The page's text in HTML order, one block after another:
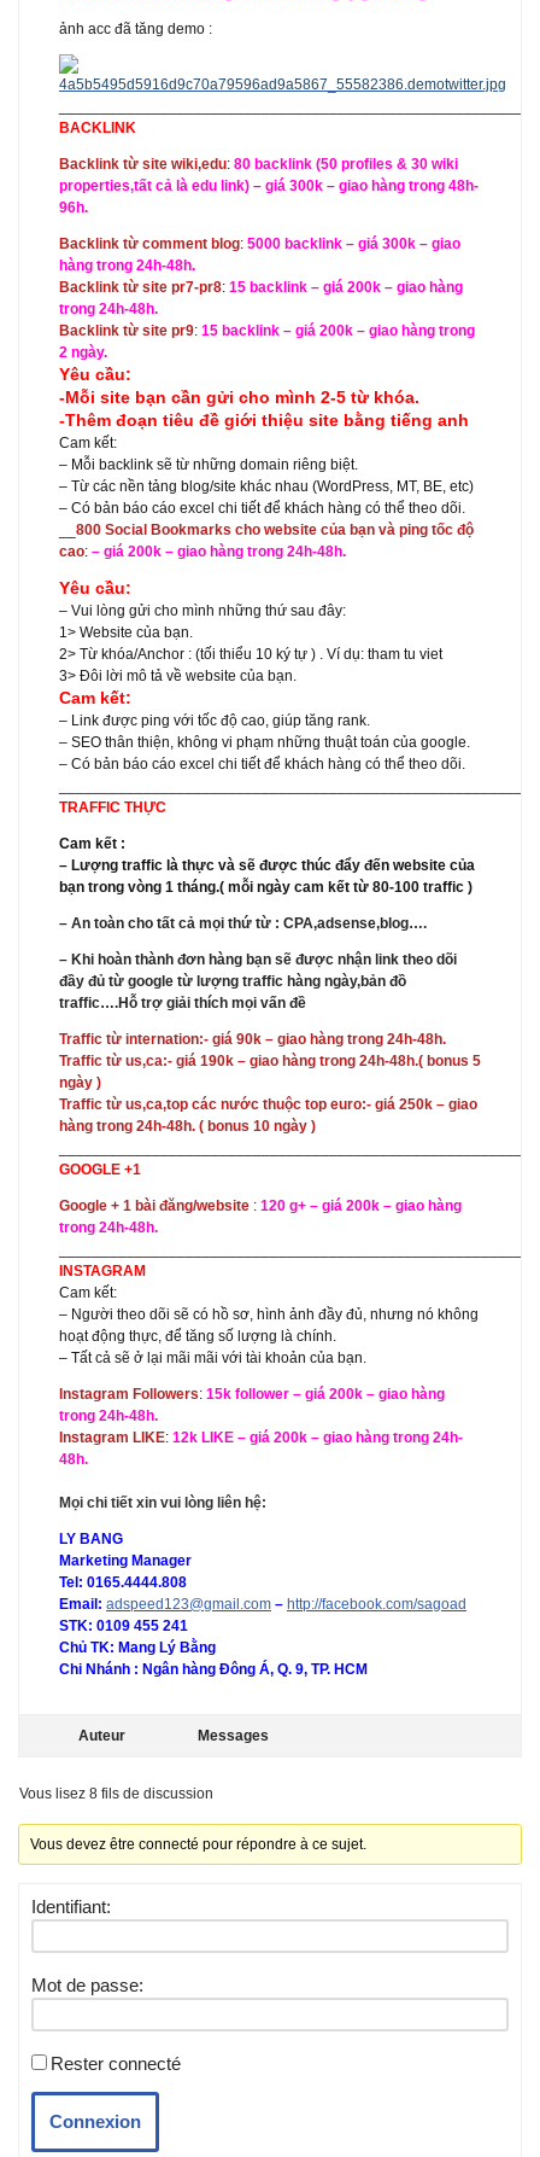
ảnh acc đã tăng demo :
BACKLINK
Backlink từ site wiki,edu: 80 backlink (50 profiles & 30 wiki
properties,tất cả là edu link) – giá 300k – giao hàng trong 48h-
96h.
Backlink từ comment blog: 5000 backlink – giá 300k – giao
hàng trong 24h-48h.
Backlink từ site pr7-pr8: 15 backlink – giá 200k – giao hàng
trong 24h-48h.
Backlink từ site pr9: 15 backlink – giá 200k – giao hàng trong
2 ngày.
Yêu cầu:
-Mỗi site bạn cần gửi cho mình 2-5 từ khóa.
-Thêm đoạn tiêu đề giới thiệu site bằng tiếng anh
Cam kết:
– Mỗi backlink sẽ từ những domain riêng biệt.
– Từ các nền tảng blog/site khác nhau (WordPress, MT, BE, etc)
– Có bản báo cáo excel chi tiết để khách hàng có thể theo dõi.
800 Social Bookmarks cho website của bạn và ping tốc độ
cao: – giá 200k – giao hàng trong 24h-48h.
Yêu cầu:
– Vui lòng gửi cho mình những thứ sau đây:
1> Website của bạn.
2> Từ khóa/Anchor : (tối thiểu 10 ký tự ) . Ví dụ: tham tu viet
3> Đôi lời mô tả về website của bạn.
Cam kết:
– Link được ping với tốc độ cao, giúp tăng rank.
– SEO thân thiện, không vi phạm những thuật toán của google.
– Có bản báo cáo excel chi tiết để khách hàng có thể theo dõi.
TRAFFIC THỰC
Cam kết :
– Lượng traffic là thực và sẽ được thúc đẩy đến website của
bạn trong vòng 1 tháng.( mỗi ngày cam kết từ 80-100 traffic )
– An toàn cho tất cả mọi thứ từ : CPA,adsense,blog….
– Khi hoàn thành đơn hàng bạn sẽ được nhận link theo dõi
đầy đủ từ google từ lượng traffic hàng ngày,bản đồ
traffic….Hỗ trợ giải thích mọi vấn đề
Traffic từ internation:- giá 90k – giao hàng trong 24h-48h.
Traffic từ us,ca:- giá 190k – giao hàng trong 24h-48h.( bonus 5
ngày )
Traffic từ us,ca,top các nước thuộc top euro:- giá 250k – giao
hàng trong 24h-48h. ( bonus 10 ngày )
GOOGLE +1
Google + 1 bài đăng/website : 120 g+ – giá 200k – giao hàng
trong 24h-48h.
INSTAGRAM
Cam kết:
– Người theo dõi sẽ có hồ sơ, hình ảnh đầy đủ, nhưng nó không
hoạt động thực, để tăng số lượng là chính.
– Tất cả sẽ ở lại mãi mãi với tài khoản của bạn.
Instagram Followers: 15k follower – giá 200k – giao hàng
trong 24h-48h.
Instagram LIKE: 12k LIKE – giá 200k – giao hàng trong 24h-
48h.
Mọi chi tiết xin vui lòng liên hệ:
LY BANG
Marketing Manager
Tel: 0165.4444.808
Email: adspeed123@gmail.com – http://facebook.com/sagoad
STK: 0109 455 241
Chủ TK: Mang Lý Bằng
Chi Nhánh : Ngân hàng Đông Á, Q. 9, TP. HCM
Auteur Messages
Vous lisez 8 fils de discussion
Vous devez être connecté pour répondre à ce sujet.
Identifiant:
Mot de passe:
Rester connecté
Connexion